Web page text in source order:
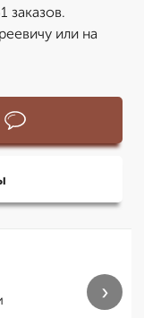
заказов.
или на
›